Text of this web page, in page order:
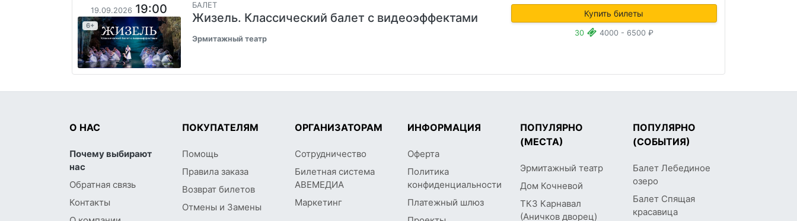
19.09.2026 19:00
6+
БАЛЕТ
Жизель. Классический балет с видеоэффектами
Эрмитажный театр
Купить билеты
30 4000 - 6500 ₽
О НАС
Почему выбирают
нас
Обратная связь
Контакты
ПОКУПАТЕЛЯМ
Помощь
Правила заказа
Возврат билетов
Отмены и Замены
ОРГАНИЗАТОРАМ
Сотрудничество
Билетная система
АВЕМЕДИА
Маркетинг
ИНФОРМАЦИЯ
Оферта
Политика
конфиденциальности
Платежный шлюз
ПОПУЛЯРНО
(МЕСТА)
Эрмитажный театр
Дом Кочневой
ТКЗ Карнавал
(Аничков дворец)
ПОПУЛЯРНО
(СОБЫТИЯ)
Балет Лебединое
озеро
Балет Спящая
красавица